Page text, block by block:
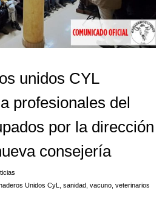
unidos CYL
profesionales del
por la dirección
consejería
Unidos CyL sanidad, vacuno, veterinarios